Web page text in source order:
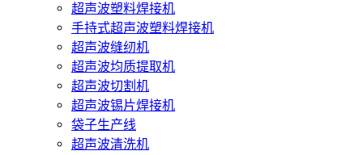
超声波塑料焊接机
手持式超声波塑料焊接机
超声波缝纫机
超声波均质提取机
超声波切割机
超声波锡片焊接机
袋子生产线
超声波清洗机